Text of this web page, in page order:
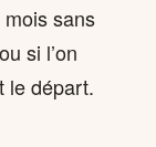
mois sans
si l’on
le départ.